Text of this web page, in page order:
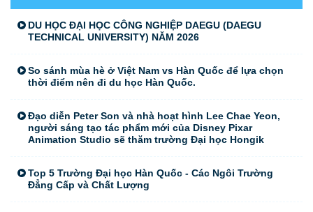
DU HỌC ĐẠI HỌC CÔNG NGHIỆP DAEGU (DAEGU
TECHNICAL UNIVERSITY) NĂM 2026
So sánh mùa hè ở Việt Nam vs Hàn Quốc để lựa chọn
thời điểm nên đi du học Hàn Quốc.
Đạo diễn Peter Son và nhà hoạt hình Lee Chae Yeon,
người sáng tạo tác phẩm mới của Disney Pixar
Animation Studio sẽ thăm trường Đại học Hongik
Top 5 Trường Đại học Hàn Quốc - Các Ngôi Trường
Đẳng Cấp và Chất Lượng